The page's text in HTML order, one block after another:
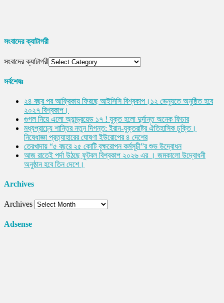
সংবাদের ক্যাটাগরী
সংবাদের ক্যাটাগরী
সর্বশেষঃ
২৪ বছর পর আফ্রিকায় ফিরছে আইসিসি বিশ্বকাপ।১২ ভেন্যুতে অনুষ্ঠিত হবে
২০২৭ বিশ্বকাপ।
গুগল নিয়ে এলো অ্যান্ড্রয়েড ১৭ ! যুক্ত হলো দুর্দান্ত অনেক ফিচার
মধ্যপ্রাচ্যে শান্তির নতুন দিগন্ত: ইরান-যুক্তরাষ্ট্র ঐতিহাসিক চুক্তি।
নিষেধাজ্ঞা প্রত্যাহারের ঘোষণা ইউরোপের ৪ দেশের
তেরখাদায় “৫ বছরে ২৫ কোটি বৃক্ষরোপন কর্মসূচী”র শুভ উদ্বোধন
আজ রাতেই পর্দা উঠছে ফুটবল বিশ্বকাপ ২০২৬ এর । জমকালো উদ্বোধনী
অনুষ্ঠান হবে তিন দেশে।
Archives
Archives
Adsense